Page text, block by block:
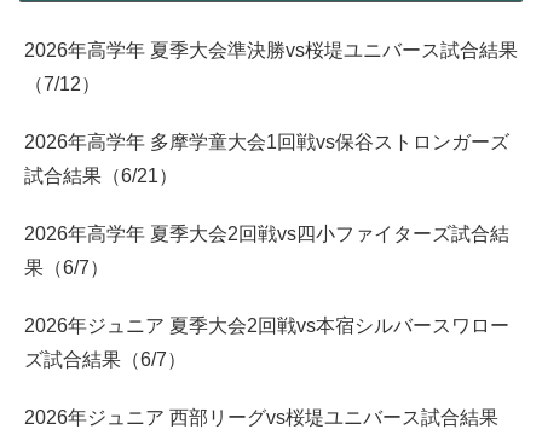
2026年高学年 夏季大会準決勝vs桜堤ユニバース試合結果
（7/12）
2026年高学年 多摩学童大会1回戦vs保谷ストロンガーズ
試合結果（6/21）
2026年高学年 夏季大会2回戦vs四小ファイターズ試合結
果（6/7）
2026年ジュニア 夏季大会2回戦vs本宿シルバースワロー
ズ試合結果（6/7）
2026年ジュニア 西部リーグvs桜堤ユニバース試合結果